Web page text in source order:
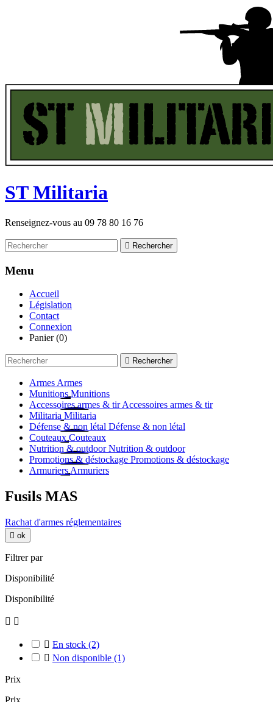
STMilitaria
Renseignez-vous au 09 78 80 16 76
 Rechercher
Menu
Accueil
Législation
Contact
Connexion
Panier (0)
 Rechercher
Armes Armes
Munitions Munitions
Accessoires armes & tir Accessoires armes & tir
Militaria Militaria
Défense & non létal Défense & non létal
Couteaux Couteaux
Nutrition & outdoor Nutrition & outdoor
Promotions & déstockage Promotions & déstockage
Armuriers Armuriers
Fusils MAS
Rachat d'armes réglementaires
 ok
Filtrer par
Disponibilité
Disponibilité
 
 En stock (2)
 Non disponible (1)
Prix